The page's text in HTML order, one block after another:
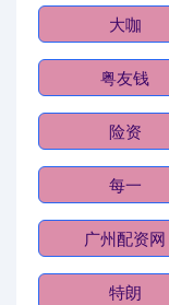
大咖
粤友钱
险资
每一
广州配资网
特朗